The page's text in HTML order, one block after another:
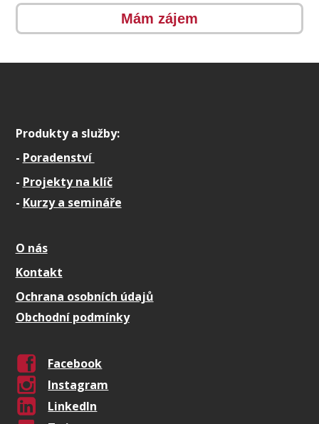
Mám zájem
Produkty a služby:
- Poradenství
- Projekty na klíč
- Kurzy a semináře
O nás
Kontakt
Ochrana osobních údajů
Obchodní podmínky
Facebook
Instagram
LinkedIn